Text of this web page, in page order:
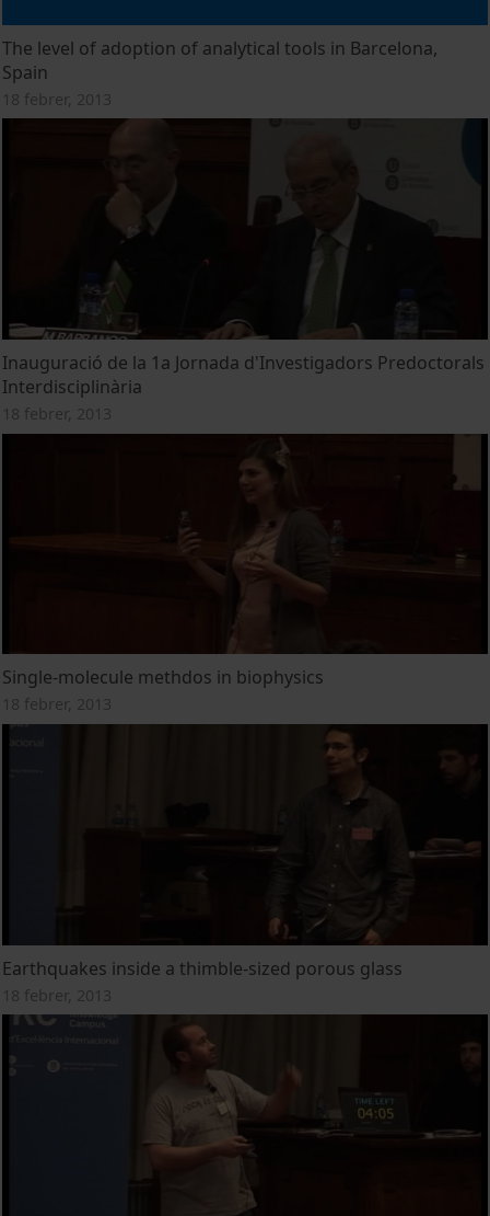
The level of adoption of analytical tools in Barcelona,
Spain
18 febrer, 2013
Inauguració de la 1a Jornada d'Investigadors Predoctorals
Interdisciplinària
18 febrer, 2013
Single-molecule methdos in biophysics
18 febrer, 2013
Earthquakes inside a thimble-sized porous glass
18 febrer, 2013